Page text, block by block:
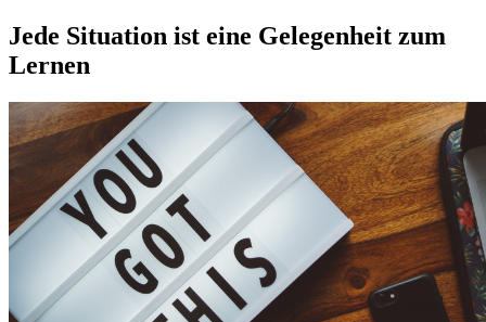
Jede Situation ist eine Gelegenheit zum
Lernen